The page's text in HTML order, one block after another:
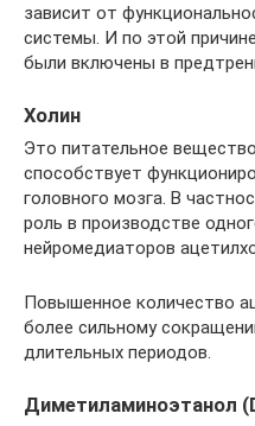
зависит от
системы. И по этой
были включены в
Холин
Это питательное
способствует
головного мозга. В
роль в производстве
нейромедиаторов
Повышенное количество
более сильному
длительных периодов.
Диметиламиноэтанол